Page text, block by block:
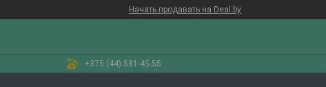
Начать продавать на Deal.by
+375 (44) 581-45-55